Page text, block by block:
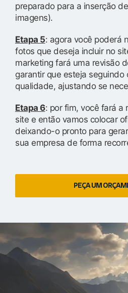
preparado para a inserção
imagens).
Etapa 5: agora você poderá
fotos que deseja incluir no
marketing fará uma revisão
garantir que esteja seguindo
qualidade, ajustando se
Etapa 6: por fim, você fará a
site e então vamos colocar
deixando-o pronto para
sua empresa de forma
PEÇA UM